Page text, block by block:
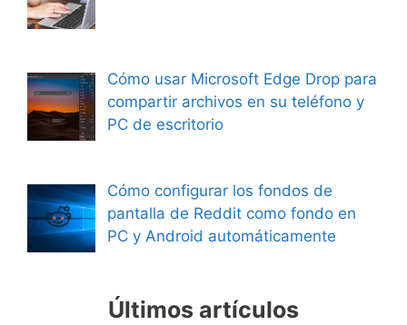
Cómo usar Microsoft Edge Drop para
compartir archivos en su teléfono y
PC de escritorio
Cómo configurar los fondos de
pantalla de Reddit como fondo en
PC y Android automáticamente
Últimos artículos